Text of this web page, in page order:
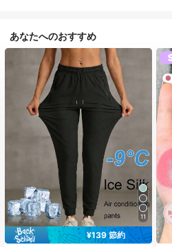
あなたへのおすすめ
11
¥139 節約